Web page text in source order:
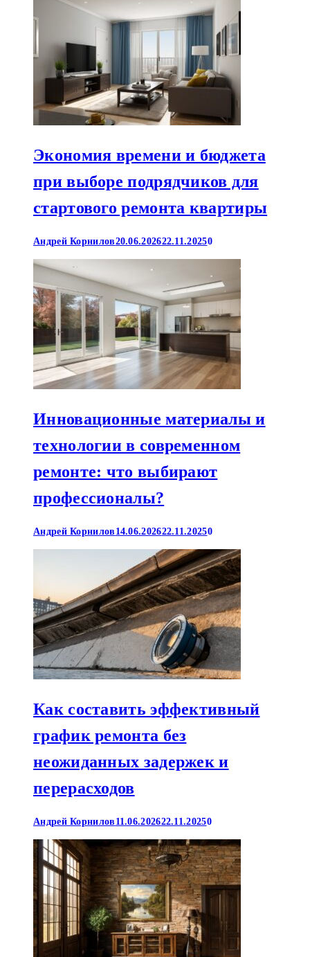
Экономия времени и бюджета
при выборе подрядчиков для
стартового ремонта квартиры
Андрей Корнилов20.06.202622.11.20250
Инновационные материалы и
технологии в современном
ремонте: что выбирают
профессионалы?
Андрей Корнилов 14.06.202622.11.20250
Как составить эффективный
график ремонта без
неожиданных задержек и
перерасходов
Андрей Корнилов 11.06.202622.11.20250